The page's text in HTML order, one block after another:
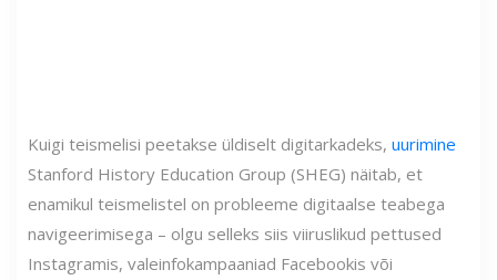
Kuigi teismelisi peetakse üldiselt digitarkadeks, uurimine
Stanford History Education Group (SHEG) näitab, et
enamikul teismelistel on probleeme digitaalse teabega
navigeerimisega – olgu selleks siis viiruslikud pettused
Instagramis, valeinfokampaaniad Facebookis või